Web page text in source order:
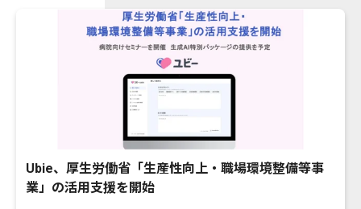
Ubie、厚生労働省「生産性向上・職場環境整備等事
業」の活用支援を開始